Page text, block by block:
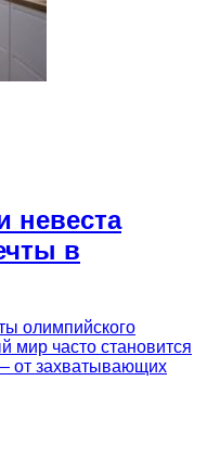
невеста
в
олимпийского
мир часто становится
от захватывающих